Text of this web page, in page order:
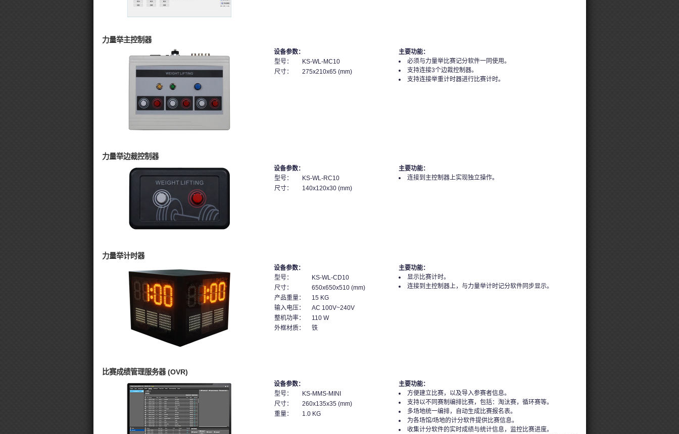
力量举主控制器
设备参数：
型号：
KS-WL-MC10
尺寸：
275x210x65 (mm)
主要功能：
必须与力量举比赛记分软件一同使用。
支持连接3个边裁控制器。
支持连接举重计时器进行比赛计时。
力量举边裁控制器
设备参数：
型号：
KS-WL-RC10
尺寸：
140x120x30 (mm)
主要功能：
连接到主控制器上实现独立操作。
力量举计时器
设备参数：
型号：
KS-WL-CD10
尺寸：
650x650x510 (mm)
产品重量：
15 KG
输入电压：
AC 100V~240V
整机功率：
110 W
外框材质：
铁
主要功能：
显示比赛计时。
连接到主控制器上，与力量举计时记分软件同步显示。
比赛成绩管理服务器 (OVR)
设备参数：
型号：
KS-MMS-MINI
尺寸：
260x135x35 (mm)
重量：
1.0 KG
主要功能：
方便建立比赛，以及导入参赛者信息。
支持以不同赛制编排比赛，包括：淘汰赛，循环赛等。
多场地统一编排，自动生成比赛报名表。
为各场馆/场地的计分软件提供比赛信息。
收集计分软件的实时成绩与统计信息，监控比赛进度。